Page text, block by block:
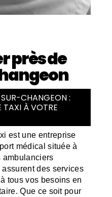
près de
CHANGEON :
TAXI À VOTRE
est une entreprise
médical située à
ambulanciers
des services
tous vos besoins en
Que ce soit pour